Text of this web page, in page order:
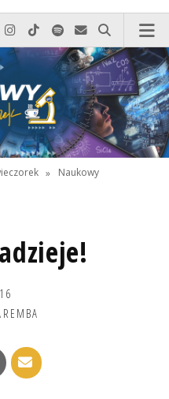
prostu do nas zadzwoń
nas na Facebook-u
Odwiedź nas na X
Odwiedź nas na Instagram-ie
Odwiedź nas na TikTok-u
Szukaj nas na Spotify
Wyślij do nas
Szukaj
»
Naukowy